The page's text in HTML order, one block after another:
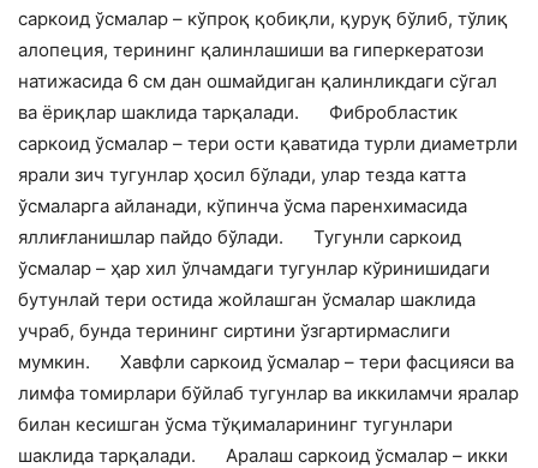
саркоид ўсмалар – кўпроқ қобиқли, қуруқ бўлиб, тўлиқ
алопеция, терининг қалинлашиши ва гиперкератози
натижасида 6 см дан ошмайдиган қалинликдаги сўгал
ва ёриқлар шаклида тарқалади.
Фибробластик
саркоид ўсмалар – тери ости қаватида турли диаметрли
ярали зич тугунлар ҳосил бўлади, улар тезда катта
ўсмаларга айланади, кўпинча ўсма паренхимасида
яллиғланишлар пайдо бўлади.
Тугунли саркоид
ўсмалар – ҳар хил ўлчамдаги тугунлар кўринишидаги
бутунлай тери остида жойлашган ўсмалар шаклида
учраб, бунда терининг сиртини ўзгартирмаслиги
мумкин.
Хавфли саркоид ўсмалар – тери фасцияси ва
лимфа томирлари бўйлаб тугунлар ва иккиламчи яралар
билан кесишган ўсма тўқималарининг тугунлари
шаклида тарқалади.
Аралаш саркоид ўсмалар – икки